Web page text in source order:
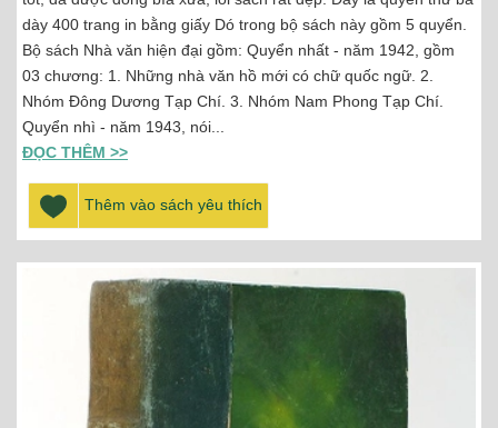
dày 400 trang in bằng giấy Dó trong bộ sách này gồm 5 quyển.
Bộ sách Nhà văn hiện đại gồm: Quyển nhất - năm 1942, gồm
03 chương: 1. Những nhà văn hồ mới có chữ quốc ngữ. 2.
Nhóm Đông Dương Tạp Chí. 3. Nhóm Nam Phong Tạp Chí.
Quyển nhì - năm 1943, nói...
ĐỌC THÊM >>
Thêm vào sách yêu thích